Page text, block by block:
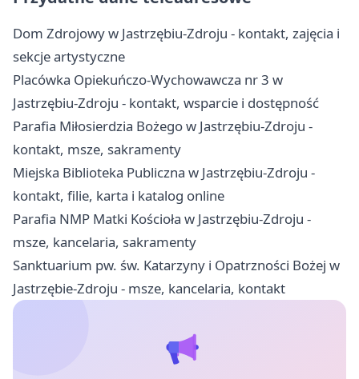
Dom Zdrojowy w Jastrzębiu-Zdroju - kontakt, zajęcia i
sekcje artystyczne
Placówka Opiekuńczo-Wychowawcza nr 3 w
Jastrzębiu-Zdroju - kontakt, wsparcie i dostępność
Parafia Miłosierdzia Bożego w Jastrzębiu-Zdroju -
kontakt, msze, sakramenty
Miejska Biblioteka Publiczna w Jastrzębiu-Zdroju -
kontakt, filie, karta i katalog online
Parafia NMP Matki Kościoła w Jastrzębiu-Zdroju -
msze, kancelaria, sakramenty
Sanktuarium pw. św. Katarzyny i Opatrzności Bożej w
Jastrzębie-Zdroju - msze, kancelaria, kontakt